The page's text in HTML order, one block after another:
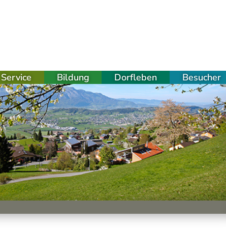
Service Bildung Dorfleben Besucher